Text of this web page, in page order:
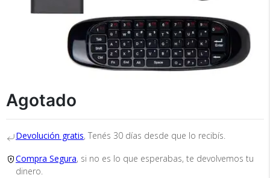
Agotado
Devolución gratis, Tenés 30 días desde que lo recibís.
Compra Segura, si no es lo que esperabas, te devolvemos tu
dinero.
Medios de Pago ×